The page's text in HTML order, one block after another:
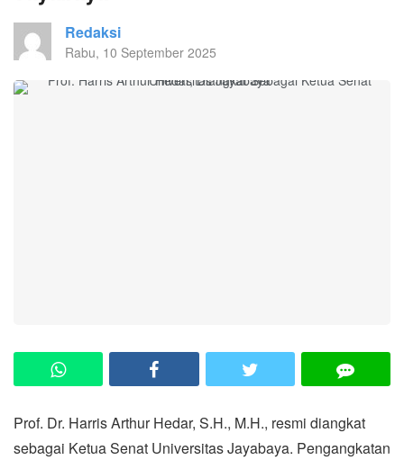
Redaksi
Rabu, 10 September 2025
Prof. Dr. Harris Arthur Hedar, S.H., M.H., resmi diangkat
sebagai Ketua Senat Universitas Jayabaya. Pengangkatan